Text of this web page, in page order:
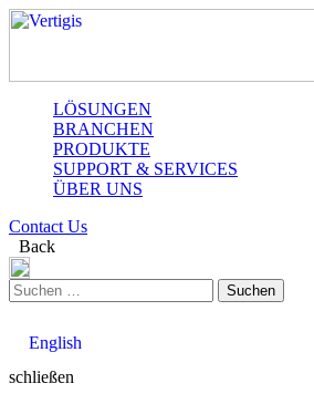
LÖSUNGEN
BRANCHEN
PRODUKTE
SUPPORT & SERVICES
ÜBER UNS
Contact Us
Back
Suchen
nach:
English
schließen